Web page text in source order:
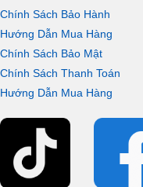
Chính Sách Bảo Hành
Hướng Dẫn Mua Hàng
Chính Sách Bảo Mật
Chính Sách Thanh Toán
Hướng Dẫn Mua Hàng